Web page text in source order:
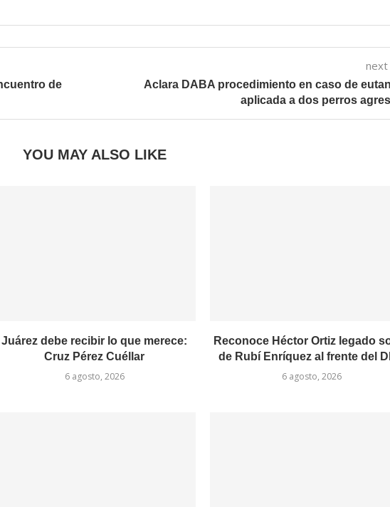
de
Aclara DABA procedimiento en caso de
aplicada a dos perros
YOU MAY ALSO LIKE
Juárez debe recibir lo que merece:
Cruz Pérez Cuéllar
6 agosto, 2026
Reconoce Héctor Ortiz legado
de Rubí Enríquez al frente del
6 agosto, 2026